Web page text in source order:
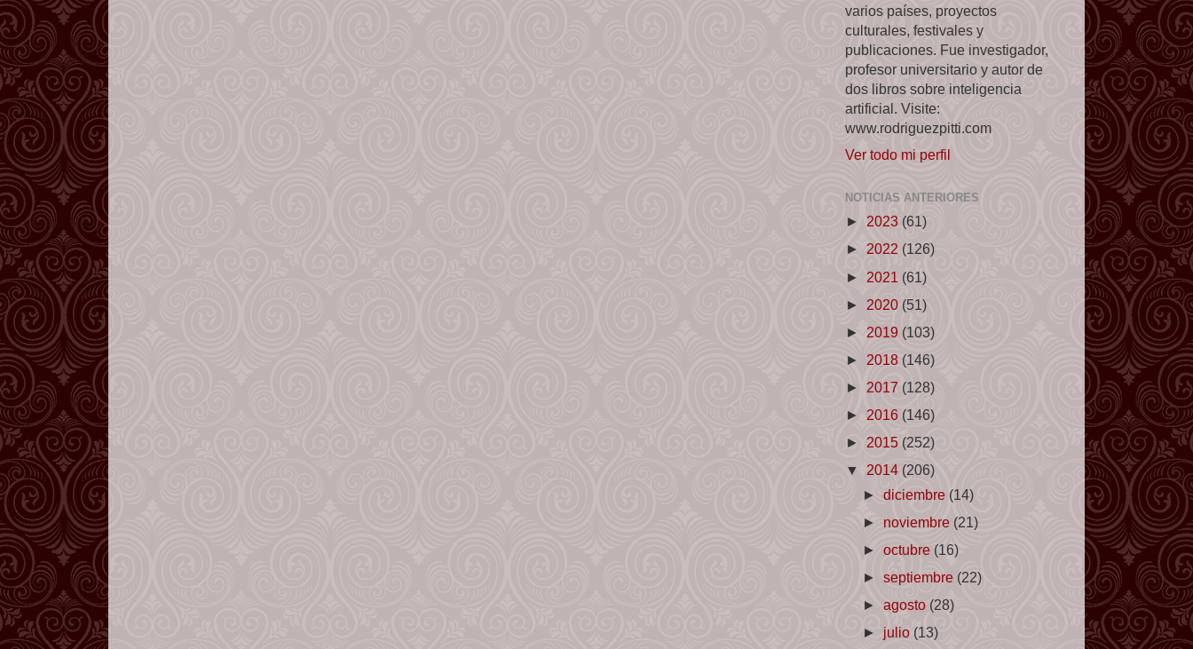
varios países, proyectos
culturales, festivales y
publicaciones. Fue investigador,
profesor universitario y autor de
dos libros sobre inteligencia
artificial. Visite:
www.rodriguezpitti.com
Ver todo mi perfil
NOTICIAS ANTERIORES
► 2023 (61)
► 2022 (126)
► 2021 (61)
► 2020 (51)
► 2019 (103)
► 2018 (146)
► 2017 (128)
► 2016 (146)
► 2015 (252)
▼ 2014 (206)
►diciembre (14)
► noviembre (21)
►octubre (16)
►septiembre (22)
►agosto (28)
► julio (13)